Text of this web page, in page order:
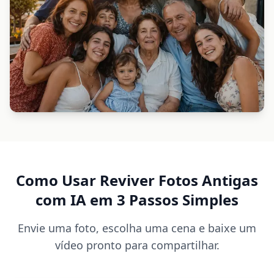
Como Usar Reviver Fotos Antigas
com IA em 3 Passos Simples
Envie uma foto, escolha uma cena e baixe um
vídeo pronto para compartilhar.